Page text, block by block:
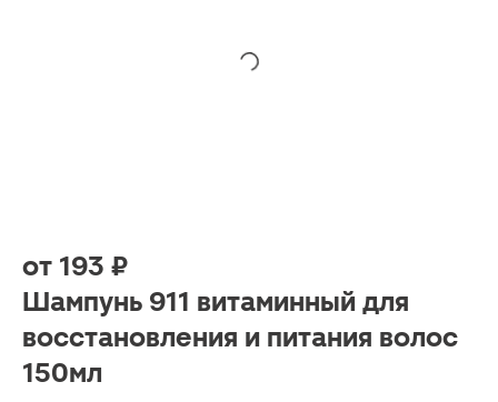
от 193 ₽
Шампунь 911 витаминный для
восстановления и питания волос
150мл